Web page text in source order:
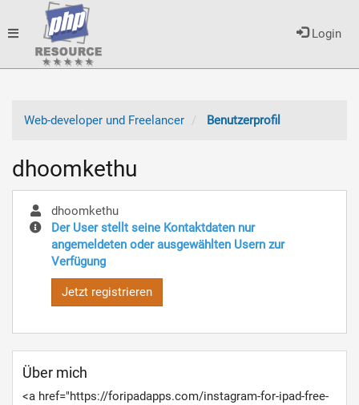
Login
Toggle
Web-developer und Freelancer
Benutzerprofil
dhoomkethu
dhoomkethu
Der User stellt seine Kontaktdaten nur
angemeldeten oder ausgewählten Usern zur
Verfügung
Jetzt registrieren
Über mich
<a href="https://foripadapps.com/instagram-for-ipad-free-